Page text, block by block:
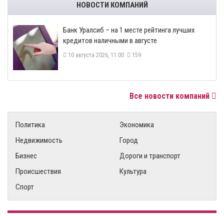
НОВОСТИ КОМПАНИЙ
Банк Уралсиб – на 1 месте рейтинга лучших
кредитов наличными в августе
10 августа 2026, 11:00 159
Все новости компаний
Политика
Экономика
Недвижимость
Город
Бизнес
Дороги и транспорт
Происшествия
Культура
Спорт